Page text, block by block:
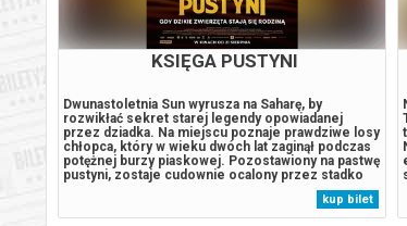
i
bilet
KSIĘGA PUSTYNI
Dwunastoletnia Sun wyrusza na Saharę, by
rozwikłać sekret starej legendy opowiadanej
przez dziadka. Na miejscu poznaje prawdziwe losy
chłopca, który w wieku dwóch lat zaginął podczas
potężnej burzy piaskowej. Pozostawiony na pastwę
pustyni, zostaje cudownie ocalony przez stadko
strusi. Spędza z nimi następne dziesięć lat, ucząc
się przetrwania i dorastając z dala od ludzi. Jego
największym przyjacielem...
kup bilet